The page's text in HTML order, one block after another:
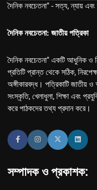
দৈনিক নবচেতনা" - সত্য, ন্যায়
দৈনিক নবচেতনা: জাতীয় পত্রিকা
দৈনিক নবচেতনা" একটি আধুনিক ও
প্রতিটি প্রান্ত থেকে সঠিক,
অঙ্গীকারবদ্ধ। পত্রিকাটি জাতীয় ও
সংস্কৃতি, খেলাধুলা, শিক্ষা এবং
করে পাঠকদের তথ্য প্রদান করে।
সম্পাদক ও প্রকাশক: